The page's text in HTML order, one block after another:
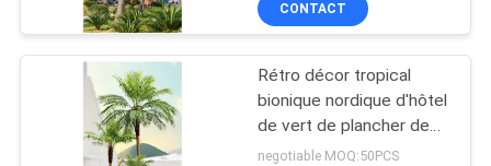
CONTACT
Rétro décor tropical
bionique nordique d'hôtel
de vert de plancher de
palmier de Phoenix
negotiable MOQ:50PCS